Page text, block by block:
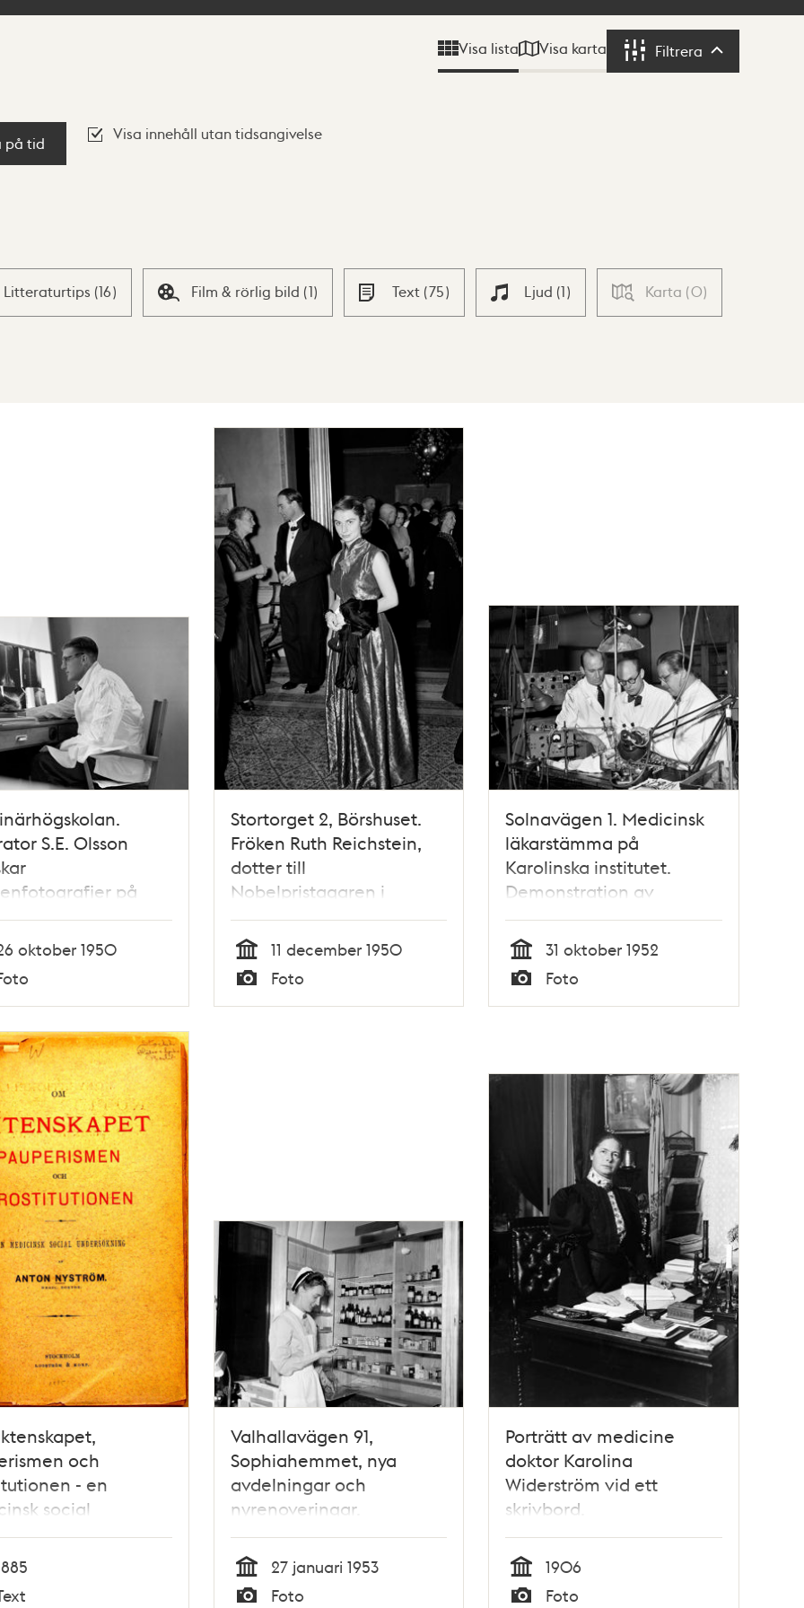
Visa lista Visa karta Filtrera Filtrera
på tid
Visa innehåll utan tidsangivelse
Litteraturtips (16) Film & rörlig bild (1) Text (75) Ljud (1) Karta (0)
S.E. Olsson
på
hudkliniken.
föreställer
hos hundar
oktober 1950
Stortorget 2, Börshuset.
Fröken Ruth Reichstein,
dotter till
Nobelpristagaren i
medicin, Professor Tadeus
Reichstein
Tid
11 december 1950
Typ
Foto
Solnavägen 1. Medicinsk
läkarstämma på
Karolinska institutet.
Demonstration av
hjärnbarkens elektriska
aktivitet på en apa. Fr. v.
Dr. I. Petersén, Prof. C. G.
Bernhard och Dr. E. Bohn
Tid
31 oktober 1952
Typ
Foto
och
- en
social
af Anton
Valhallavägen 91,
Sophiahemmet, nya
avdelningar och
nyrenoveringar.
Sjuksköterska Inga Lisa vid
ett medicinskåp på
kirurgiska
Tid
27 januari 1953
Foto
Porträtt av medicine
doktor Karolina
Widerström vid ett
skrivbord.
Tid
1906
Foto